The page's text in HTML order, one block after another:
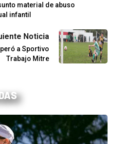
material de abuso
infantil
Noticia
a Sportivo
Trabajo Mitre